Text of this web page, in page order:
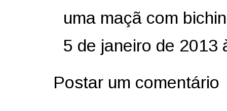
uma maçã com
5 de janeiro de 2013
Postar um comentário